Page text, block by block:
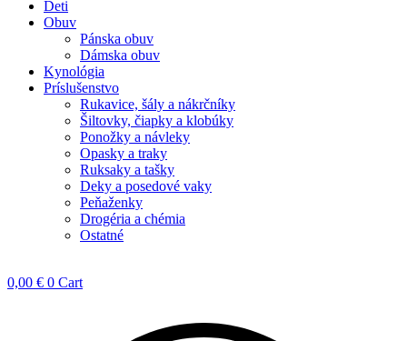
Deti
Obuv
Pánska obuv
Dámska obuv
Kynológia
Príslušenstvo
Rukavice, šály a nákrčníky
Šiltovky, čiapky a klobúky
Ponožky a návleky
Opasky a traky
Ruksaky a tašky
Deky a posedové vaky
Peňaženky
Drogéria a chémia
Ostatné
0,00 € 0 Cart